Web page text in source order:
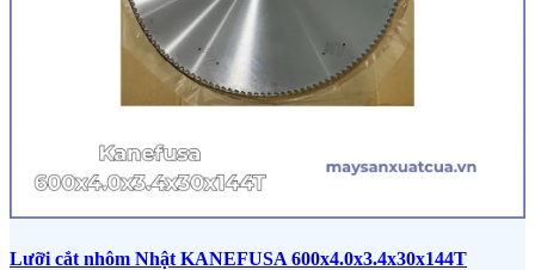
Lưỡi cắt nhôm Nhật KANEFUSA 600x4.0x3.4x30x144T